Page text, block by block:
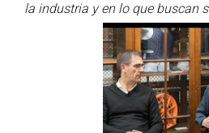
la industria y en lo que buscan